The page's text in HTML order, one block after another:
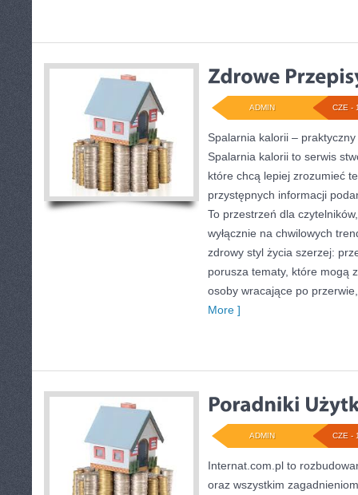
CZE -
ADMIN
Spalarnia kalorii –
Spalarnia kalorii to serwis
które chcą lepiej zrozumieć
przystępnych informacji
To przestrzeń dla
wyłącznie na chwilowych
zdrowy styl życia szerzej:
porusza tematy, które mogą
osoby wracające po
More ]
CZE -
ADMIN
Internat.com.pl to
oraz wszystkim